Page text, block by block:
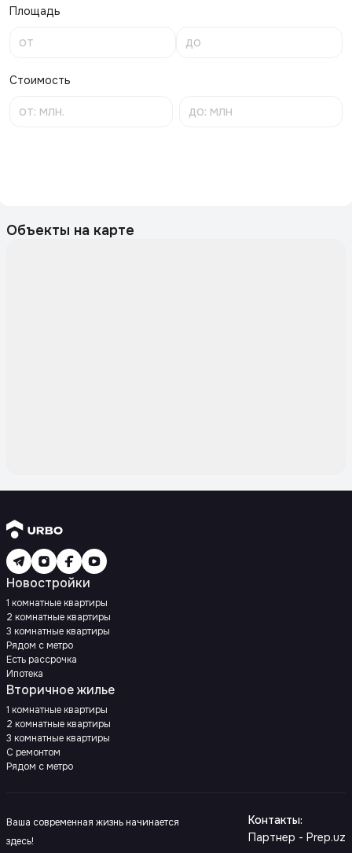
Площадь
Стоимость
Объекты на карте
Новостройки
1 комнатные квартиры
2 комнатные квартиры
3 комнатные квартиры
Рядом с метро
Есть рассрочка
Ипотека
Вторичное жилье
1 комнатные квартиры
2 комнатные квартиры
3 комнатные квартиры
С ремонтом
Рядом с метро
Ваша современная жизнь начинается
здесь!
Контакты:
Партнер - Prep.uz